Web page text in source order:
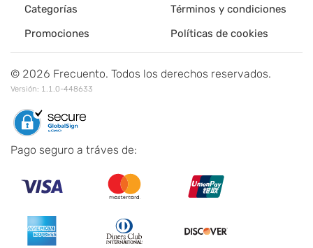
Categorías
Promociones
Términos y condiciones
Políticas de cookies
© 2026 Frecuento. Todos los derechos reservados.
Versión: 1.1.0-448633
Pago seguro a tráves de: